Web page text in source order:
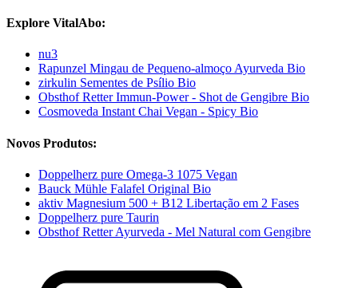
Explore VitalAbo:
nu3
Rapunzel Mingau de Pequeno-almoço Ayurveda Bio
zirkulin Sementes de Psílio Bio
Obsthof Retter Immun-Power - Shot de Gengibre Bio
Cosmoveda Instant Chai Vegan - Spicy Bio
Novos Produtos:
Doppelherz pure Omega-3 1075 Vegan
Bauck Mühle Falafel Original Bio
aktiv Magnesium 500 + B12 Libertação em 2 Fases
Doppelherz pure Taurin
Obsthof Retter Ayurveda - Mel Natural com Gengibre